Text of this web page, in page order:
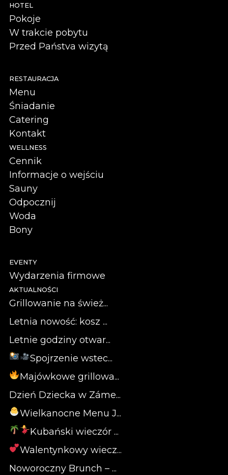
HOTEL
Pokoje
W trakcie pobytu
Przed Państva wizytą
RESTAURACJA
Menu
Śniadanie
Catering
Kontakt
WELLNESS
Cennik
Informacje o wejściu
Sauny
Odpocznij
Woda
Bony
EVENTY
Wydarzenia firmowe
AKTUALNOŚCI
Grillowanie na śwież...
Letnia nowość: kosz ...
Letnie godziny otwar...
Spojrzenie wstec...
Majówkowe grillowa...
Dzień Dziecka w Záme...
Wielkanocne Menu J...
Kubański wieczór ...
Walentynkowy wiecz...
Noworoczny Brunch – ...